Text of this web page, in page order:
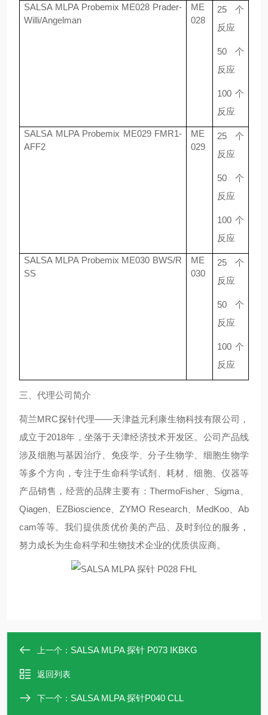
SALSA MLPA Probemix ME028 Prader-
Willi/Angelman
ME
028
25 个
反应
50 个
反应
100 个
反应
SALSA MLPA Probemix ME029 FMR1-
AFF2
ME
029
25 个
反应
50 个
反应
100 个
反应
SALSA MLPA Probemix ME030 BWS/R
SS
ME
030
25 个
反应
50 个
反应
100 个
反应
三、代理公司简介
荷兰MRC探针代理——天津益元利康生物科技有限公司，
成立于2018年，坐落于天津经济技术开发区。公司产品线
涉及细胞与基因治疗、免疫学、分子生物学、细胞生物学
等多个方向，专注于生命科学试剂、耗材、细胞、仪器等
产品销售，经营的品牌主要有：ThermoFisher Sigma
Qiagen
EZBioscience 、ZYMO Research、 MedKoo、Ab
cam等等。我们提供质优价美的产品、及时到位的服务，
努力成长为生命科学和生物技术企业的优质供应商。
上一个： SALSA MLPA 探针 P073 IKBKG
返回列表
下一个： SALSA MLPA 探针P040 CLL